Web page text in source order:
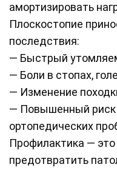
амортизировать
Плоскостопие
последствия:
— Быстрый
— Боли в стопах,
— Изменение
— Повышенный риск
ортопедических
Профилактика —
предотвратить